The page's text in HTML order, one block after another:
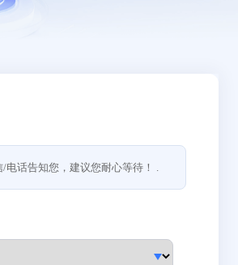
电话告知您，建议您耐心等待！ .